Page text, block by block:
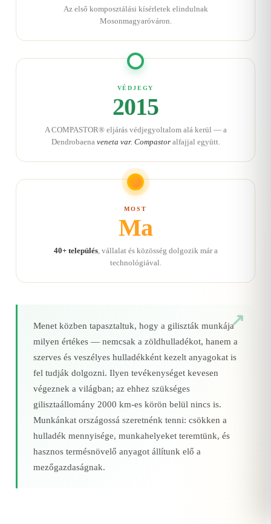
Az első komposztálási kísérletek elindulnak
Mosonmagyaróváron.
VÉDJEGY
2015
A COMPASTOR® eljárás védjegyoltalom alá kerül — a
Dendrobaena veneta var. Compastoralfajjal együtt.
MOST
Ma
40+ település, vállalat és közösség dolgozik már a
technológiával.
Menet közben tapasztaltuk, hogy a giliszták munkája
milyen értékes — nemcsak a zöldhulladékot, hanem a
szerves és veszélyes hulladékként kezelt anyagokat is
fel tudják dolgozni. Ilyen tevékenységet kevesen
végeznek a világban; az ehhez szükséges
gilisztaállomány 2000 km‑es körön belül nincs is.
Munkánkat országossá szeretnénk tenni: csökken a
hulladék mennyisége, munkahelyeket teremtünk, és
hasznos termésnövelő anyagot állítunk elő a
mezőgazdaságnak.